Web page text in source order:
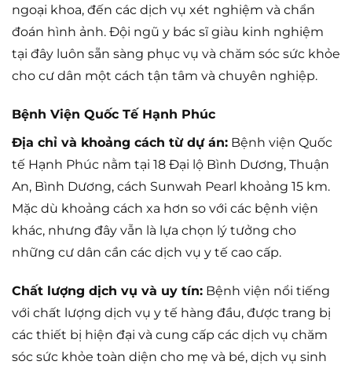
ngoại khoa, đến các dịch vụ xét nghiệm và chẩn
đoán hình ảnh. Đội ngũ y bác sĩ giàu kinh nghiệm
tại đây luôn sẵn sàng phục vụ và chăm sóc sức khỏe
cho cư dân một cách tận tâm và chuyên nghiệp.
Bệnh Viện Quốc Tế Hạnh Phúc
Địa chỉ và khoảng cách từ dự án: Bệnh viện Quốc
tế Hạnh Phúc nằm tại 18 Đại lộ Bình Dương, Thuận
An, Bình Dương, cách Sunwah Pearl khoảng 15 km.
Mặc dù khoảng cách xa hơn so với các bệnh viện
khác, nhưng đây vẫn là lựa chọn lý tưởng cho
những cư dân cần các dịch vụ y tế cao cấp.
Chất lượng dịch vụ và uy tín: Bệnh viện nổi tiếng
với chất lượng dịch vụ y tế hàng đầu, được trang bị
các thiết bị hiện đại và cung cấp các dịch vụ chăm
sóc sức khỏe toàn diện cho mẹ và bé, dịch vụ sinh